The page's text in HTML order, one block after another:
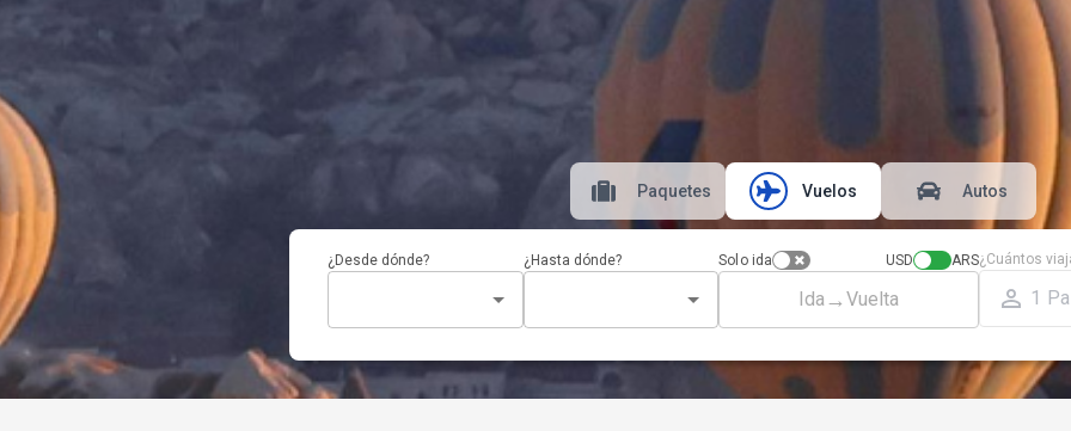
Paquetes Vuelos Autos
¿Desde dónde? ¿Hasta dónde? Solo ida USD ARS
Ida→Vuelta
¿Cuántos
1